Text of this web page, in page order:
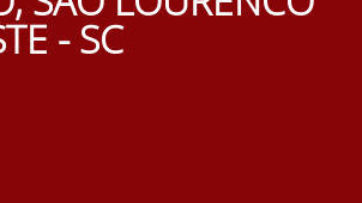
- SC